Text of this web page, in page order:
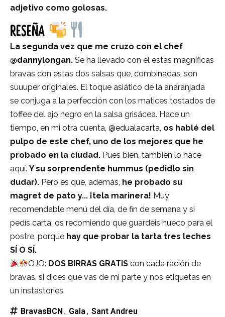
adjetivo como golosas.
RESEÑA
La segunda vez que me cruzo con el chef
@dannylongan. Se ha llevado con él estas magníficas
bravas con estas dos salsas que, combinadas, son
suuuper originales. El toque asiático de la anaranjada
se conjuga a la perfección con los matices tostados de
toffee del ajo negro en la salsa grisácea. Hace un
tiempo, en mi otra cuenta, @edualacarta, os hablé del
pulpo de este chef, uno de los mejores que he
probado en la ciudad. Pues bien, también lo hace
aquí. Y su sorprendente hummus (pedidlo sin
dudar). Pero es que, además, he probado su
magret de pato y... ¡tela marinera! Muy
recomendable menú del día, de fin de semana y si
pedís carta, os recomiendo que guardéis hueco para el
postre, porque hay que probar la tarta tres leches
SÍ O SÍ.
OJO: DOS BIRRAS GRATIScon cada ración de
bravas, si dices que vas de mi parte y nos etiquetas en
un instastories.
BravasBCN , Gala, Sant Andreu